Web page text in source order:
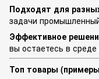
Подходят для
задачи
Эффективное
вы остаетесь в
Топ товары